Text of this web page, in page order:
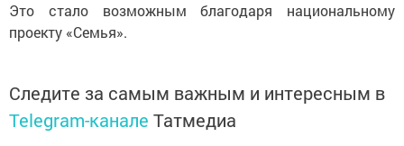
Это стало возможным благодаря национальному
проекту «Семья».
Следите за самым важным и интересным в
Telegram-канале Татмедиа